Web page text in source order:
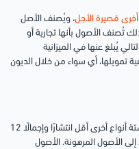
قصيرة الأجل، ويُصنف الأصل
الأصول بأنها تجارية أو
يُبلغ عنها في الميزانية
تمويلها، أي سواء من خلال الديون
تتنوع الأصول المالية إلى ستة أنواع رئيسية وستة أنواع أخرى أقل انتشارًا وإجمالًا 12
إلى الأصول المرهونة. الأصول